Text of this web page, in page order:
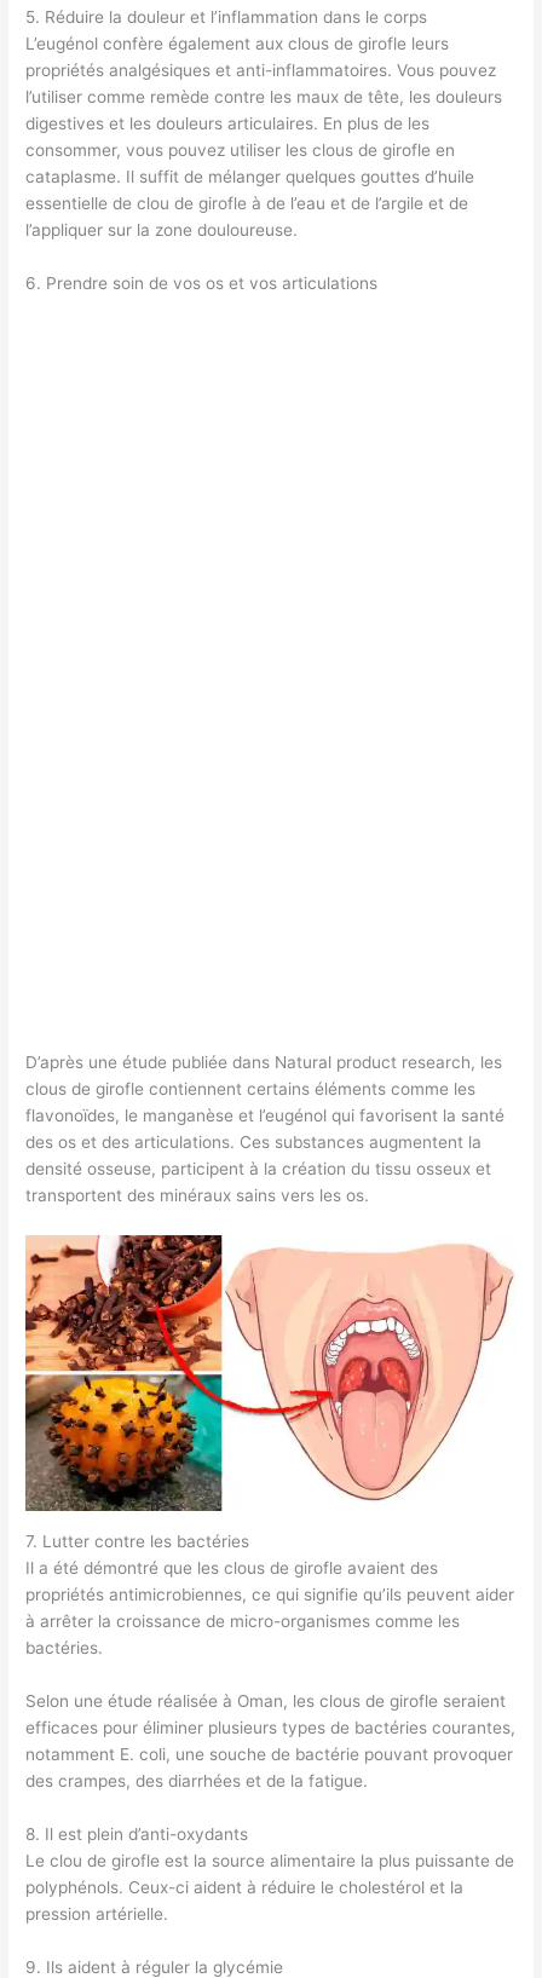
5. Réduire la douleur et l’inflammation dans le corps
L’eugénol confère également aux clous de girofle leurs
propriétés analgésiques et anti-inflammatoires. Vous pouvez
l’utiliser comme remède contre les maux de tête, les douleurs
digestives et les douleurs articulaires. En plus de les
consommer, vous pouvez utiliser les clous de girofle en
cataplasme. Il suffit de mélanger quelques gouttes d’huile
essentielle de clou de girofle à de l’eau et de l’argile et de
l’appliquer sur la zone douloureuse.
6. Prendre soin de vos os et vos articulations
D’après une étude publiée dans Natural product research, les
clous de girofle contiennent certains éléments comme les
flavonoïdes, le manganèse et l’eugénol qui favorisent la santé
des os et des articulations. Ces substances augmentent la
densité osseuse, participent à la création du tissu osseux et
transportent des minéraux sains vers les os.
7. Lutter contre les bactéries
Il a été démontré que les clous de girofle avaient des
propriétés antimicrobiennes, ce qui signifie qu’ils peuvent aider
à arrêter la croissance de micro-organismes comme les
bactéries.
Selon une étude réalisée à Oman, les clous de girofle seraient
efficaces pour éliminer plusieurs types de bactéries courantes,
notamment E. coli, une souche de bactérie pouvant provoquer
des crampes, des diarrhées et de la fatigue.
8. Il est plein d’anti-oxydants
Le clou de girofle est la source alimentaire la plus puissante de
polyphénols. Ceux-ci aident à réduire le cholestérol et la
pression artérielle.
9. Ils aident à réguler la glycémie